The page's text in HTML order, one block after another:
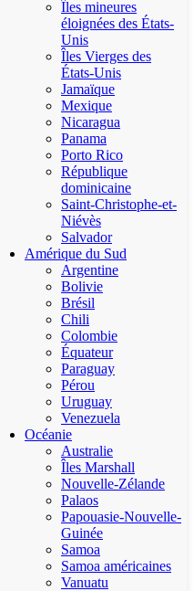
Îles mineures
éloignées des États-
Unis
Îles Vierges des
États-Unis
Jamaïque
Mexique
Nicaragua
Panama
Porto Rico
République
dominicaine
Saint-Christophe-et-
Niévès
Salvador
Amérique du Sud
Argentine
Bolivie
Brésil
Chili
Colombie
Équateur
Paraguay
Pérou
Uruguay
Venezuela
Océanie
Australie
Îles Marshall
Nouvelle-Zélande
Palaos
Papouasie-Nouvelle-
Guinée
Samoa
Samoa américaines
Vanuatu